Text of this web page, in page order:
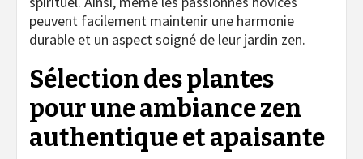
peuvent facilement maintenir une harmonie
durable et un aspect soigné de leur jardin zen.
Sélection des plantes
pour une ambiance zen
authentique et apaisante